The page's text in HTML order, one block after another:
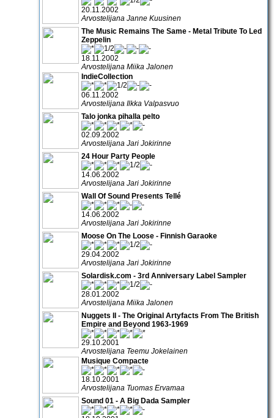
20.11.2002
Arvostelijana Janne Kuusinen
The Music Remains The Same - Metal Tribute To Led
Zeppelin
18.11.2002
Arvostelijana Miika Jalonen
IndieCollection
06.11.2002
Arvostelijana Ilkka Valpasvuo
Talo jonka pihalla pelto
02.09.2002
Arvostelijana Jari Jokirinne
24 Hour Party People
14.06.2002
Arvostelijana Jari Jokirinne
Wall Of Sound Presents Tellé
14.06.2002
Arvostelijana Jari Jokirinne
Moose On The Loose - Finnish Garaoke
29.04.2002
Arvostelijana Jari Jokirinne
Solardisk.com - 3rd Anniversary Label Sampler
28.01.2002
Arvostelijana Miika Jalonen
Nuggets II - The Original Artyfacts From The British
Empire and Beyond 1963-1969
29.10.2001
Arvostelijana Teemu Jokelainen
Musique Compacte
18.10.2001
Arvostelijana Tuomas Ervamaa
Sound 01 - A Big Dada Sampler